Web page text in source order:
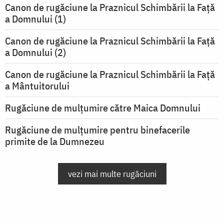
Canon de rugăciune la Praznicul Schimbării la Faţă
a Domnului (1)
Canon de rugăciune la Praznicul Schimbării la Faţă
a Domnului (2)
Canon de rugăciune la Praznicul Schimbării la Față
a Mântuitorului
Rugăciune de mulţumire către Maica Domnului
Rugăciune de mulțumire pentru binefacerile
primite de la Dumnezeu
vezi mai multe rugăciuni